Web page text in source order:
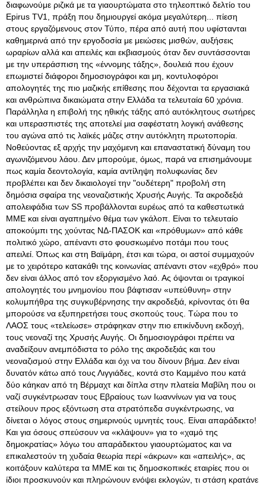
διαφωνούμε ριζικά με τα γιαουρτώματα στο τηλεοπτικό δελτίο του
Epirus TV1, πράξη που δημιουργεί ακόμα μεγαλύτερη... πίεση
στους εργαζόμενους στον Τύπο, πέρα από αυτή που υφίστανται
καθημερινά από την εργοδοσία με μειώσεις μισθών, αυξήσεις
ωραρίων αλλά και απειλές και εκβιασμούς όταν δεν συντάσσονται
με την υπεράσπιση της «έννομης τάξης», δουλειά που έχουν
επωμιστεί διάφοροι δημοσιογράφοι και μη, κοντυλοφόροι
απολογητές της πιο μαζικής επίθεσης που δέχονται τα εργασιακά
και ανθρώπινα δικαιώματα στην Ελλάδα τα τελευταία 60 χρόνια.
Παράλληλα η επιβολή της ηθικής τάξης από αυτόκλητους σωτήρες
και υπερασπιστές της αποτελεί μια σαφέστατη λογική ανάθεσης
του αγώνα από τις λαϊκές μάζες στην αυτόκλητη πρωτοπορία.
Νοθεύοντας εξ αρχής την μαχόμενη και επαναστατική δύναμη του
αγωνιζόμενου λάου . Δεν μπορούμε, όμως, παρά να επισημάνουμε
πως καμία δεοντολογία, καμία αντίληψη πολυφωνίας δεν
προβλέπει και δεν δικαιολογεί την "ουδέτερη" προβολή στη
δημόσια σφαίρα της νεοναζιστικής Χρυσής Αυγής. Τα ακροδεξιά
απολειφάδια των SS προβάλλονται ευρέως από τα καθεστωτικά
ΜΜΕ και είναι αγαπημένο θέμα των γκάλοπ. Είναι το τελευταίο
αποκούμπι της χούντας ΝΔ-ΠΑΣΟΚ και «πρόθυμων» από κάθε
πολιτικό χώρο, απέναντι στο φουσκωμένο ποτάμι που τους
απειλεί. Όπως και στη Βαϊμάρη, έτσι και τώρα, οι αστοί συμμαχούν
με το χειρότερο κατακάθι της κοινωνίας απέναντι στον «εχθρό» που
δεν είναι άλλος από τον εξοργισμένο λαό. Ας όψονται οι τραγικοί
απολογητές του μνημονίου που βάφτισαν «υπεύθυνη» στην
κολυμπήθρα της συγκυβέρνησης την ακροδεξιά, κρίνοντας ότι θα
μπορούσε να εξυπηρετήσει τους σκοπούς τους. Τώρα που το
ΛΑΟΣ τους «τελείωσε» στράφηκαν στην πιο επικίνδυνη εκδοχή,
τους νεοναζί της Χρυσής Αυγής. Οι δημοσιογράφοι πρέπει να
αναδείξουν ανεμπόδιστα το ρόλο της ακροδεξιάς και του
νεοναζισμού στην Ελλάδα και όχι να του δίνουν βήμα. Δεν είναι
δυνατόν κάτω από τους Λιγγιάδες, κοντά στο Καμμένο που κατά
δύο κάηκαν από τη Βέρμαχτ και δίπλα στην πλατεία Μαβίλη που οι
ναζί συγκέντρωσαν τους Εβραίους των Ιωαννίνων για να τους
στείλουν προς εξόντωση στα στρατόπεδα συγκέντρωσης, να
δίνεται ο λόγος στους σημερινούς υμνητές τους. Είναι απαράδεκτο!
Και για όσους σπεύσουν να «κλάψουν» για το «χαμό της
δημοκρατίας» λόγω του απαράδεκτου γιαουρτώματος και να
επικαλεστούν τη χυδαία θεωρία περί «άκρων» και «απειλής», ας
κοιτάξουν καλύτερα τα ΜΜΕ και τις δημοσκοπικές εταιρίες που οι
ίδιοι προσκυνούν και πληρώνουν ενόψει εκλογών, τι στάση κρατάνε